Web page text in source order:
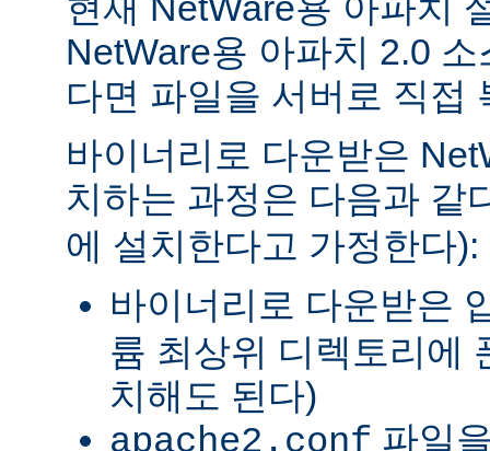
NetWare용 아파치 2.0
다면 파일을 서버로 직접
바이너리로 다운받은
치하는 과정은 다음과 같
에 설치한다고 가정한다):
바이너리로 다운받은
륨 최상위 디렉토리에
치해도 된다)
파일